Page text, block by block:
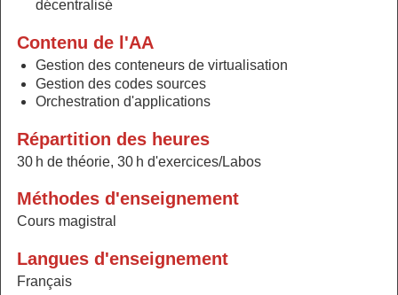
décentralisé
Contenu de l'AA
Gestion des conteneurs de virtualisation
Gestion des codes sources
Orchestration d'applications
Répartition des heures
30 h de théorie, 30 h d'exercices/Labos
Méthodes d'enseignement
Cours magistral
Langues d'enseignement
Français